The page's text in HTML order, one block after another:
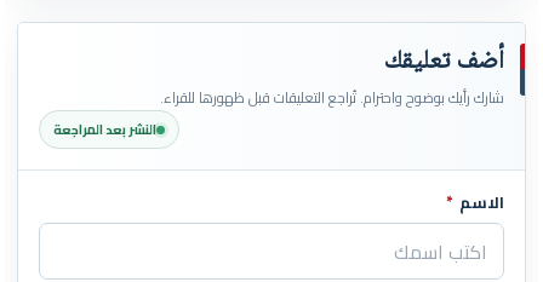
أضف تعليقك
شارك رأيك بوضوح واحترام. تُراجع التعليقات قبل ظهورها للقراء.
النشر بعد المراجعة
اترك هذا الحقل فارغاً
الاسم *